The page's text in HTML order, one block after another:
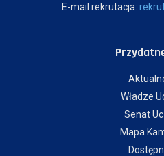
E-mail rekrutacja:
Władze
Senat
Mapa